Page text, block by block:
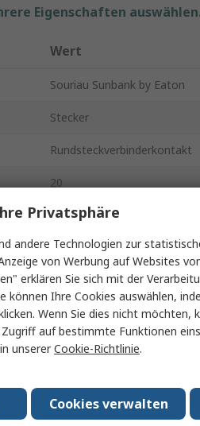
Eigenschaften
Wert
Souriau Sunbank by Eaton
Stecker
Rundsteckverbinderkontakt
20
18, 24AWG
7A
CL
Steckverbinder, Serie Clipper
Belegung
Gold über Nickel
Privatsphäre
andere Technologien zur
von Werbung auf Websites
erklären Sie sich mit der
können Ihre Cookies auswählen,
Wenn Sie dies nicht möchten,
auf bestimmte Funktionen
unsererCookie-Richtlinie.
Cookies verwalten